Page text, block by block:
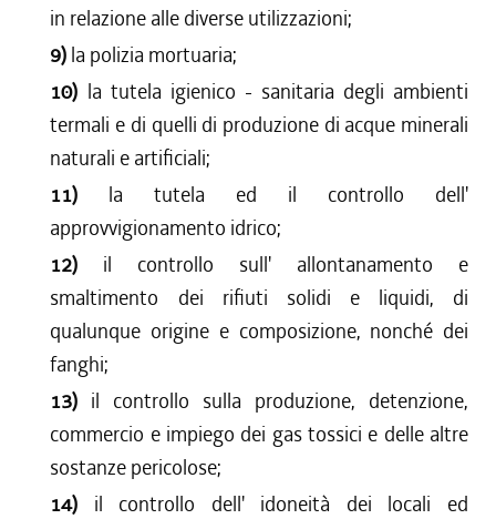
in relazione alle diverse utilizzazioni;
9) la polizia mortuaria;
10) la tutela igienico - sanitaria degli ambienti
termali e di quelli di produzione di acque minerali
naturali e artificiali;
11) la tutela ed il controllo dell'
approvvigionamento idrico;
12) il controllo sull' allontanamento e
smaltimento dei rifiuti solidi e liquidi, di
qualunque origine e composizione, nonché dei
fanghi;
13) il controllo sulla produzione, detenzione,
commercio e impiego dei gas tossici e delle altre
sostanze pericolose;
14) il controllo dell' idoneità dei locali ed